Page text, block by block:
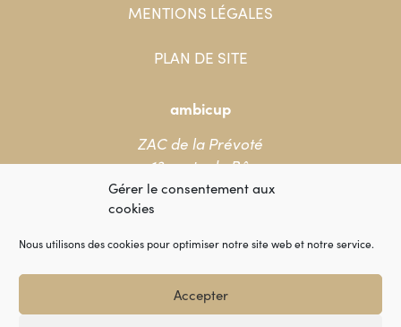
Gérer le consentement aux
cookies
Nous utilisons des cookies pour optimiser notre site web et notre service.
Accepter
MENTIONS LÉGALES
PLAN DE SITE
ambicup
ZAC de la Prévoté
13 route de Bû
78550 Houdan
+33 (0)1 86 90 88 88